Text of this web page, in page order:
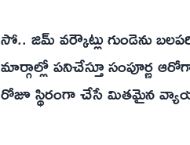
సో.. జిమ్ వర్కౌట్లు గుండెను
మార్గాల్లో పనిచేస్తూ సంపూర్ణ
రోజూ స్థిరంగా చేసే మితమైన